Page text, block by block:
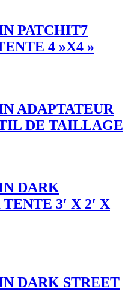
PATCHIT7
4 »X4 »
ADAPTATEUR
DE TAILLAGE
DARK
3′ X 2′ X
DARK STREET